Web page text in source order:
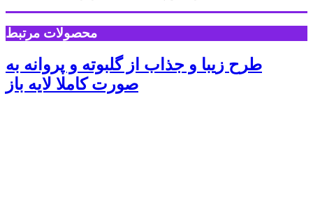
محصولات مرتبط
طرح زیبا و جذاب از گلبوته و پروانه به
صورت کاملا لایه باز